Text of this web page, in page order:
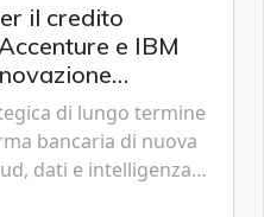
il credito
e IBM
di lungo termine
bancaria di nuova
dati e intelligenza